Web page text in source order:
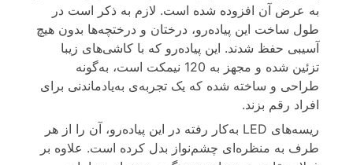
به عرض آن افزوده شده است. لازم به ذکر است در
طول ساخت این پیاده‌رو، درختان و درختچه‌ها بدون هیچ
آسیبی حفظ شدند. این پیاده‌رو که با کاشی‌های زیبا
تزئین شده و مجهز به 120 نیمکت است، به‌گونه
طراحی و ساخته شده که یک تجربه‌ی به‌یادماندنی برای
افراد رقم بزند.
ریسه‌های LED به‌کار رفته در این پیاده‌رو، آن را از هر
طرف به منظره‌ای چشم‌نواز بدل کرده است. علاوه بر